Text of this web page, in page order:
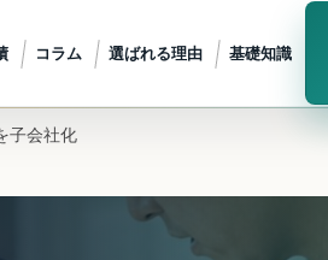
コラム 選ばれる理由 基礎知識
子会社化